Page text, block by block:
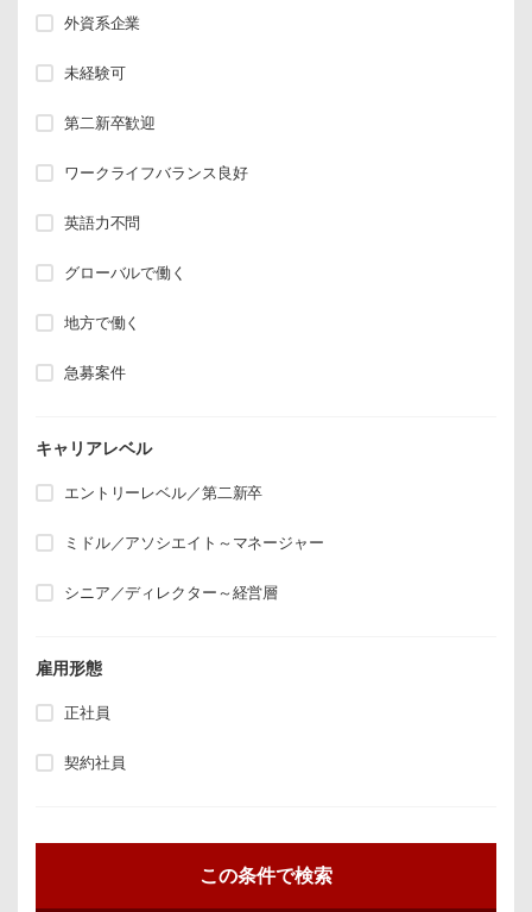
外資系企業
未経験可
第二新卒歓迎
ワークライフバランス良好
英語力不問
グローバルで働く
地方で働く
急募案件
キャリアレベル
エントリーレベル／第二新卒
ミドル／アソシエイト～マネージャー
シニア／ディレクター～経営層
雇用形態
正社員
契約社員